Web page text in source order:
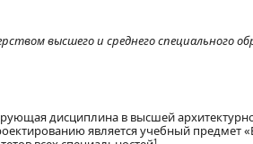
высшего и среднего специального
дисциплина в высшей
является учебный предмет